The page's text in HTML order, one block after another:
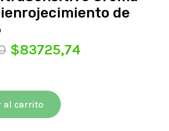
de
El
era:
$93028,60.
$83725,74El
al carrito